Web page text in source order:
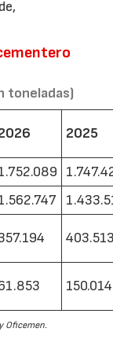
toneladas)
2025
150.014
Oficemen.